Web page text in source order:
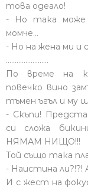
това одеало!
- Но така
момче…
- Но на жена ми и
........................
По време на
повечко вино
тъмен ъгъл и му
- Скъпи!
си сложа
НЯМАМ НИЩО!!!
Той също така
- Наистина ли?!?!
И с жест на